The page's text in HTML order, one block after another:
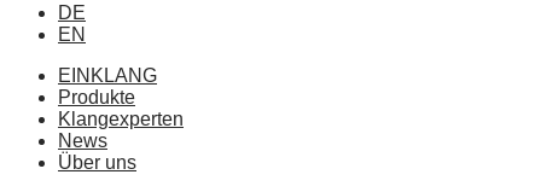
DE
EN
EINKLANG
Produkte
Klangexperten
News
Über uns